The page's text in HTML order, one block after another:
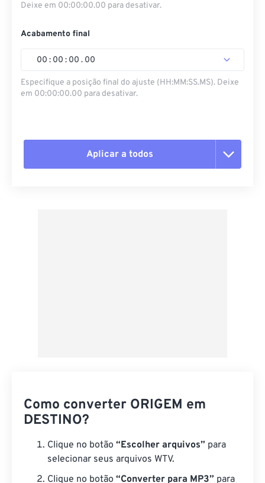
Deixe em 00:00:00.00 para desativar.
Acabamento final
00 : 00 : 00 . 00
Especifique a posição final do ajuste (HH:MM:SS.MS). Deixe
em 00:00:00.00 para desativar.
Aplicar a todos
Como converter ORIGEM em
DESTINO?
Clique no botão “Escolher arquivos” para
selecionar seus arquivos WTV.
Clique no botão “Converter para MP3” para